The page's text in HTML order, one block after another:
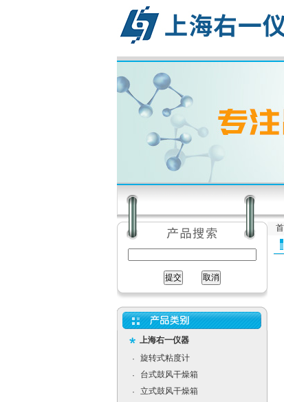
上海右一仪器
·
旋转式粘度计
·
台式鼓风干燥箱
·
立式鼓风干燥箱